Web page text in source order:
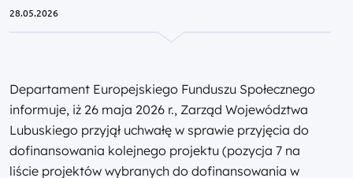
28.05.2026
Departament Europejskiego Funduszu Społecznego
informuje, iż 26 maja 2026 r., Zarząd Województwa
Lubuskiego przyjął uchwałę w sprawie przyjęcia do
dofinansowania kolejnego projektu (pozycja 7 na
liście projektów wybranych do dofinansowania w